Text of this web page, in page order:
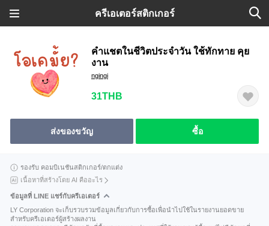
ครีเอเตอร์สติกเกอร์
คำแชตในชีวิตประจำวัน ใช้ทักทาย​ คุย
งาน
ngingi
31THB
ส่งของขวัญ ซื้อ
รองรับ คอมบิเนชันสติกเกอร์/ตกแต่ง
เนื้อหาที่สร้างโดย AI คืออะไร
ข้อมูลที่ LINE แชร์กับครีเอเตอร์
LY Corporation จะเก็บรวบรวมข้อมูลเกี่ยวกับการซื้อเพื่อนำไปใช้ในรายงานยอดขาย
สำหรับครีเอเตอร์ผู้สร้างผลงาน